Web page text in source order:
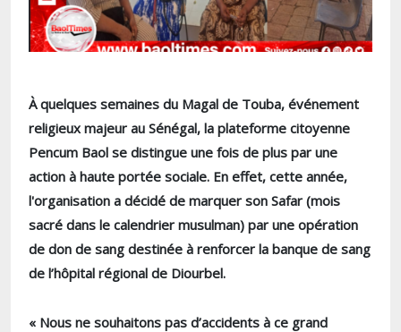
À quelques semaines du Magal de Touba, événement
religieux majeur au Sénégal, la plateforme citoyenne
Pencum Baol se distingue une fois de plus par une
action à haute portée sociale. En effet, cette année,
l'organisation a décidé de marquer son Safar (mois
sacré dans le calendrier musulman) par une opération
de don de sang destinée à renforcer la banque de sang
de l’hôpital régional de Diourbel.
« Nous ne souhaitons pas d’accidents à ce grand